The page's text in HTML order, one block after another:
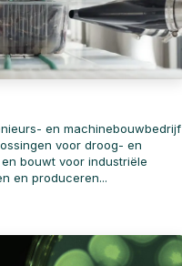
en machinebouwbedrijf
voor droog- en
bouwt voor industriële
en produceren...